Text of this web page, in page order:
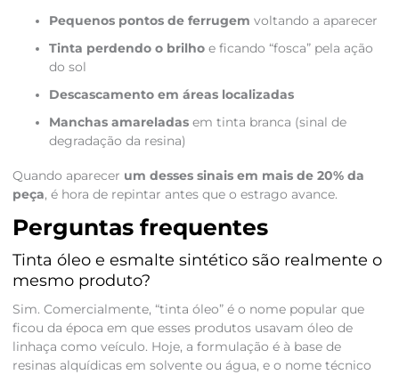
Pequenos pontos de ferrugem voltando a aparecer
Tinta perdendo o brilhoe ficando “fosca” pela ação
do sol
Descascamento em áreas localizadas
Manchas amareladasem tinta branca (sinal de
degradação da resina)
Quando aparecer um desses sinais em mais de 20% da
peça, é hora de repintar antes que o estrago avance.
Perguntas frequentes
Tinta óleo e esmalte sintético são realmente o
mesmo produto?
Sim. Comercialmente, “tinta óleo” é o nome popular que
ficou da época em que esses produtos usavam óleo de
linhaça como veículo. Hoje, a formulação é à base de
resinas alquídicas em solvente ou água, e o nome técnico